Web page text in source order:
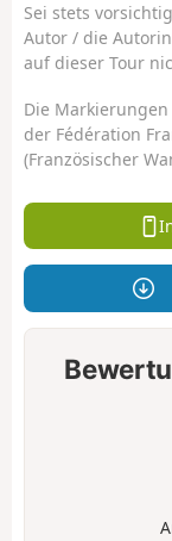
Sei stets
Autor / die
auf dieser Tour
Die
der Fédération
(Französischer